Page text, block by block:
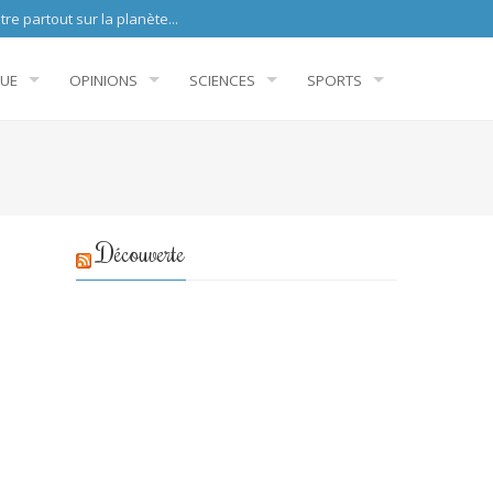
la planète...
OPINIONS SCIENCES SPORTS
Découverte